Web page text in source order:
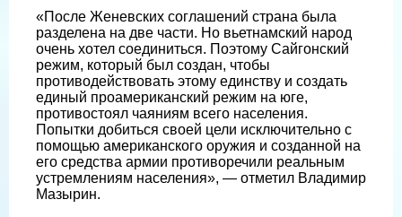
«После Женевских соглашений страна была
разделена на две части. Но вьетнамский народ
очень хотел соединиться. Поэтому Сайгонский
режим, который был создан, чтобы
противодействовать этому единству и создать
единый проамериканский режим на юге,
противостоял чаяниям всего населения.
Попытки добиться своей цели исключительно с
помощью американского оружия и созданной на
его средства армии противоречили реальным
устремлениям населения», — отметил Владимир
Мазырин.